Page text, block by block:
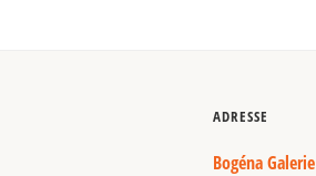
ADRESSE
Bogéna Galerie